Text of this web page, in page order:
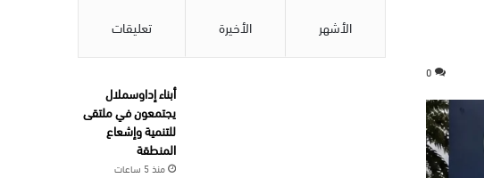
0
الأشهر الأخيرة تعليقات
أبناء إداوسملال
يجتمعون في ملتقى
للتنمية وإشعاع
المنطقة
منذ 5 ساعات